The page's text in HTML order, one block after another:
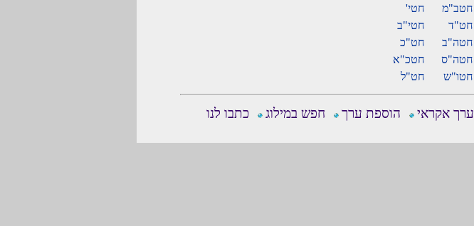
חטב"מ
חטי'
חט"ד
חטי"ב
חטה"ב
חט"כ
חטה"ס
חטכ"א
חטו"ש חט"ל
ערך אקראי הוספת ערך חפש במילוג כתבו לנו